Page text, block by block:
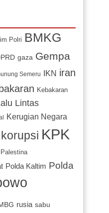
Polri BMKG
gaza Gempa
Semeru IKN iran
Kebakaran
Lintas
Kerugian Negara
korupsi KPK
Palestina
Polda Kaltim Polda
rusia sabu